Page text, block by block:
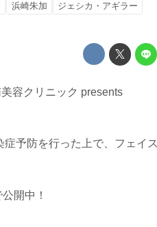
浜崎朱加
ジェシカ・アギラー
容クリニック presents
予防を行った上で、フェイス
開中！